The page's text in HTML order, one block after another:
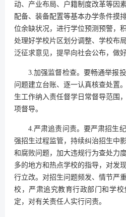
动、产业布局、户籍制度改革等因
配备、装备配置等基本办学条件摸
位余缺状况，进行学位预测预警，
处理好学校片区划分调整、学校布
泛征求意见，提早向社会公布，做
3.加强监督检查。要畅通举报
问题建立台账、逐一认真核查处置
生工作纳入责任督学日常督导范围
项督导。
4.严肃追责问责。要严肃招生
强招生过程监管，持续纠治招生中
和腐败问题，加大违规行为查处力
多的地方和热点学校的指导，对发
行立改。对招生问题频发、情节严
校，严肃追究教育行政部门和学
定，对有关责任人实行问责。